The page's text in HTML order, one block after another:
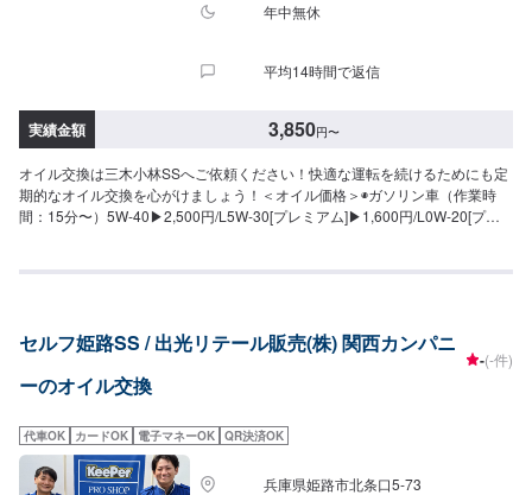
年中無休
平均14時間で返信
実績金額 3,850円〜
オイル交換は三木小林SSへご依頼ください！快適な運転を続けるためにも定
期的なオイル交換を心がけましょう！＜オイル価格＞◉ガソリン車（作業時
間：15分〜）5W-40▶︎2,500円/L5W-30[プレミアム]▶︎1,600円/L0W-20[プレ
【550円〜】かかります。
セルフ姫路SS / 出光リテール販売(株) 関西カンパニ
ーのオイル交換
-(-件)
代車OK カードOK 電子マネーOK QR決済OK
兵庫県姫路市北条口5-73